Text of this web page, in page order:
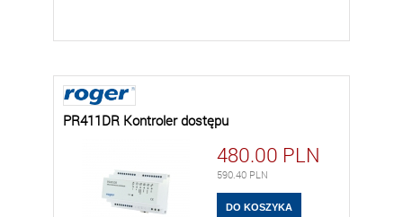
PR411DR Kontroler dostępu
480.00 PLN
590.40 PLN